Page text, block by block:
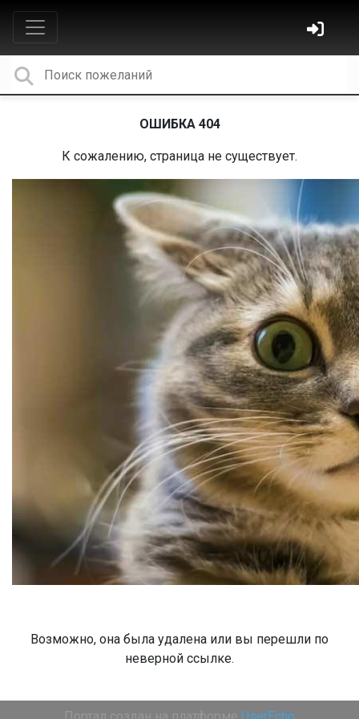
ОШИБКА 404
К сожалению, страница не существует.
Возможно, она была удалена или вы перешли по
неверной ссылке.